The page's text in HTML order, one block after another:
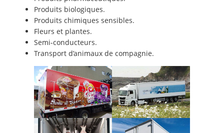
Produits biologiques.
Produits chimiques sensibles.
Fleurs et plantes.
Semi-conducteurs.
Transport d’animaux de compagnie.